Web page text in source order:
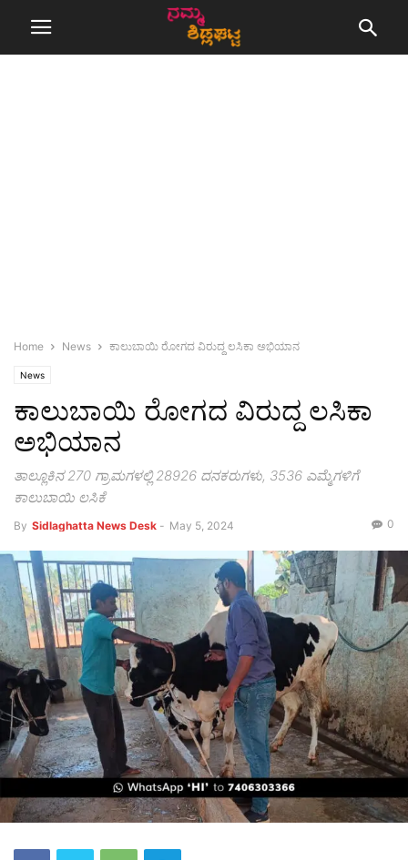
Home News ಕಾಲುಬಾಯಿ ರೋಗದ ವಿರುದ್ದ ಲಸಿಕಾ ಅಭಿಯಾನ
News
ಕಾಲುಬಾಯಿ ರೋಗದ ವಿರುದ್ದ ಲಸಿಕಾ
ಅಭಿಯಾನ
ತಾಲ್ಲೂಕಿನ 270 ಗ್ರಾಮಗಳಲ್ಲಿ 28926 ದನಕರುಗಳು, 3536 ಎಮ್ಮೆಗಳಿಗೆ
ಕಾಲುಬಾಯಿ ಲಸಿಕೆ
By Sidlaghatta News Desk - May 5, 2024 0